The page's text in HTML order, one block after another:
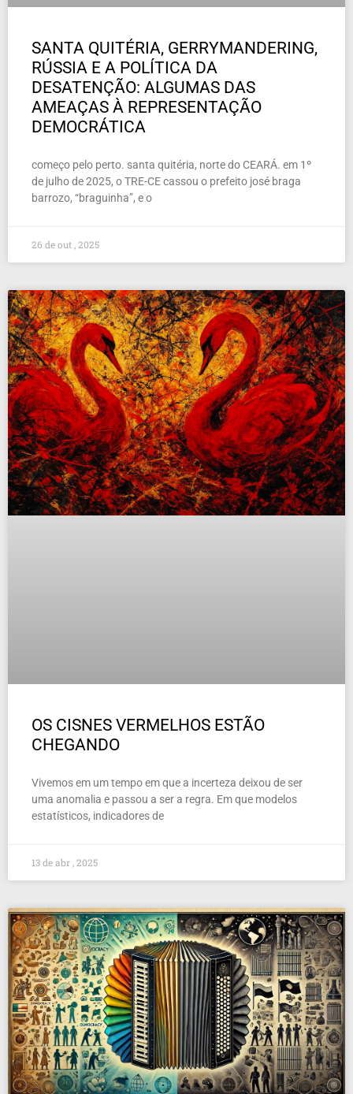
SANTA QUITÉRIA, GERRYMANDERING,
RÚSSIA E A POLÍTICA DA
DESATENÇÃO: ALGUMAS DAS
AMEAÇAS À REPRESENTAÇÃO
DEMOCRÁTICA
começo pelo perto. santa quitéria, norte do CEARÁ. em 1º
de julho de 2025, o TRE-CE cassou o prefeito josé braga
barrozo, “braguinha”, e o
26 de out , 2025
OS CISNES VERMELHOS ESTÃO
CHEGANDO
Vivemos em um tempo em que a incerteza deixou de ser
uma anomalia e passou a ser a regra. Em que modelos
estatísticos, indicadores de
13 de abr , 2025